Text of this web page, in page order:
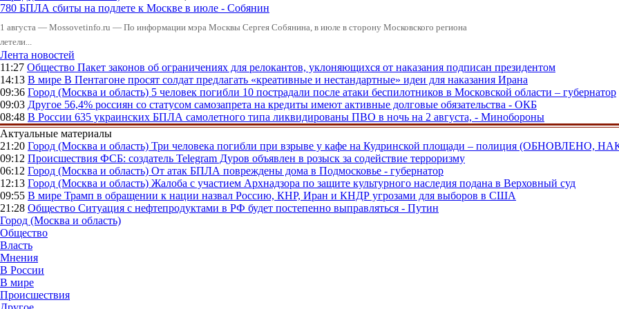
780 БПЛА сбиты на подлете к Москве в июле - Собянин
1 августа — Mossovetinfo.ru — По информации мэра Москвы Сергея Собянина, в июле в сторону Московского региона
летели...
Лента новостей
11:27 Общество Пакет законов об ограничениях для релокантов, уклоняющихся от наказания подписан президентом
14:13 В мире В Пентагоне просят солдат предлагать «креативные и нестандартные» идеи для наказания Ирана
09:36 Город (Москва и область) 5 человек погибли 10 пострадали после атаки беспилотников в Московской области – губернатор
09:03 Другое 56,4% россиян со статусом самозапрета на кредиты имеют активные долговые обязательства - ОКБ
08:48 В России 635 украинских БПЛА самолетного типа ликвидированы ПВО в ночь на 2 августа, - Минобороны
Актуальные материалы
21:20 Город (Москва и область) Три человека погибли при взрыве у кафе на Кудринской площади – полиция (ОБНОВЛЕНО,
09:12 Происшествия ФСБ: создатель Telegram Дуров объявлен в розыск за содействие терроризму
06:12 Город (Москва и область) От атак БПЛА повреждены дома в Подмосковье - губернатор
12:13 Город (Москва и область) Жалоба с участием Архнадзора по защите культурного наследия подана в Верховный суд
09:55 В мире Трамп в обращении к нации назвал Россию, КНР, Иран и КНДР угрозами для выборов в США
21:28 Общество Ситуация с нефтепродуктами в РФ будет постепенно выправляться - Путин
Город (Москва и область)
Общество
Власть
Мнения
В России
В мире
Происшествия